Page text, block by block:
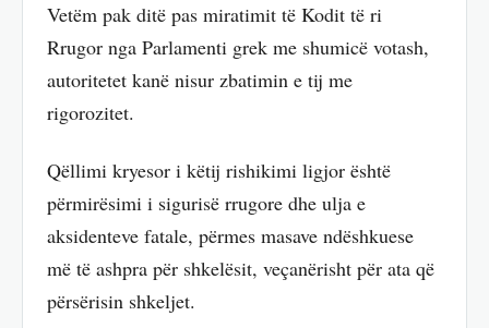
Vetëm pak ditë pas miratimit të Kodit të ri
Rrugor nga Parlamenti grek me shumicë votash,
autoritetet kanë nisur zbatimin e tij me
rigorozitet.
Qëllimi kryesor i këtij rishikimi ligjor është
përmirësimi i sigurisë rrugore dhe ulja e
aksidenteve fatale, përmes masave ndëshkuese
më të ashpra për shkelësit, veçanërisht për ata që
përsërisin shkeljet.